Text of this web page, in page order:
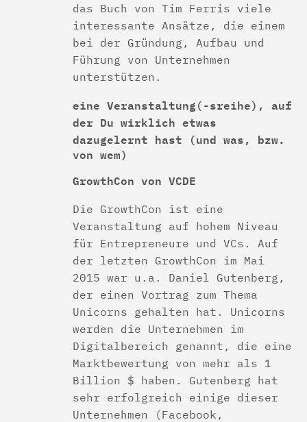
das Buch von Tim Ferris viele
interessante Ansätze, die einem
bei der Gründung, Aufbau und
Führung von Unternehmen
unterstützen.
eine Veranstaltung(-sreihe), auf
der Du wirklich etwas
dazugelernt hast (und was, bzw.
von wem)
GrowthCon von VCDE
Die GrowthCon ist eine
Veranstaltung auf hohem Niveau
für Entrepreneure und VCs. Auf
der letzten GrowthCon im Mai
2015 war u.a. Daniel Gutenberg,
der einen Vortrag zum Thema
Unicorns gehalten hat. Unicorns
werden die Unternehmen im
Digitalbereich genannt, die eine
Marktbewertung von mehr als 1
Billion $ haben. Gutenberg hat
sehr erfolgreich einige dieser
Unternehmen (Facebook,